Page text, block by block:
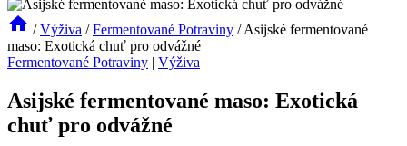
/ Výživa / Fermentované Potraviny / Asijské fermentované
maso: Exotická chuť pro odvážné
Fermentované Potraviny | Výživa
Asijské fermentované maso: Exotická
chuť pro odvážné